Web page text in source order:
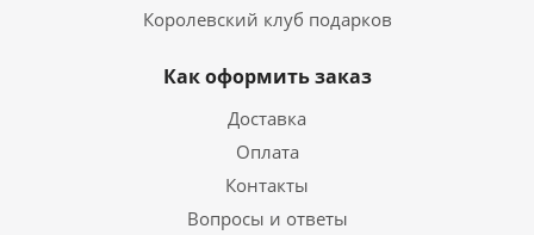
Королевский клуб подарков
Как оформить заказ
Доставка
Оплата
Контакты
Вопросы и ответы